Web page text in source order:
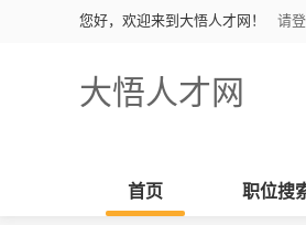
您好，欢迎来到大悟人才网！ 请
大悟人才网
首页 职位搜